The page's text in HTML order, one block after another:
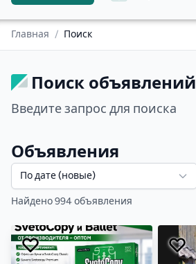
Главная / Поиск
Поиск объявлений
Введите запрос для поиска
Объявления
По дате (новые)
Найдено 994 объявления